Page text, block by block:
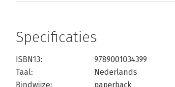
Specificaties
ISBN13:
9789001034399
Taal:
Nederlands
Bindwijze:
paperback